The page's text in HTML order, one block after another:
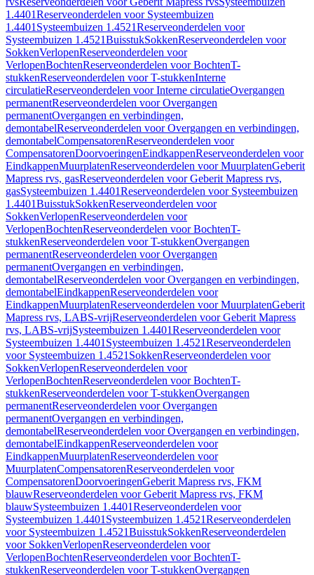
1.4401Reserveonderdelen voor Systeembuizen
1.4401 Systeembuizen 1.4521Reserveonderdelen voor
Systeembuizen 1.4521BuisstukSokkenReserveonderdelen voor
SokkenVerlopenReserveonderdelen voor
VerlopenBochtenReserveonderdelen voor BochtenT-
stukkenReserveonderdelen voor T-stukkenInterne
circulatieReserveonderdelen voor Interne circulatieOvergangen
permanentReserveonderdelen voor Overgangen
permanentOvergangen en verbindingen,
demontabelReserveonderdelen voor Overgangen en verbindingen,
demontabelCompensatorenReserveonderdelen voor
CompensatorenDoorvoeringenEindkappenReserveonderdelen voor
EindkappenMuurplatenReserveonderdelen voor MuurplatenGeberit
Mapress rvs, gasReserveonderdelen voor Geberit Mapress rvs,
gasSysteembuizen 1.4401Reserveonderdelen voor Systeembuizen
1.4401BuisstukSokkenReserveonderdelen voor
SokkenVerlopenReserveonderdelen voor
VerlopenBochtenReserveonderdelen voor BochtenT-
stukkenReserveonderdelen voor T-stukkenOvergangen
permanentReserveonderdelen voor Overgangen
permanentOvergangen en verbindingen,
demontabelReserveonderdelen voor Overgangen en verbindingen,
demontabelEindkappenReserveonderdelen voor
EindkappenMuurplatenReserveonderdelen voor MuurplatenGeberit
Mapress rvs, LABS-vrijReserveonderdelen voor Geberit Mapress
rvs, LABS-vrijSysteembuizen 1.4401Reserveonderdelen voor
Systeembuizen 1.4401 Systeembuizen 1.4521Reserveonderdelen
voor Systeembuizen 1.4521 SokkenReserveonderdelen voor
SokkenVerlopenReserveonderdelen voor
VerlopenBochtenReserveonderdelen voor BochtenT-
stukkenReserveonderdelen voor T-stukkenOvergangen
permanentReserveonderdelen voor Overgangen
permanentOvergangen en verbindingen,
demontabelReserveonderdelen voor Overgangen en verbindingen,
demontabelEindkappenReserveonderdelen voor
EindkappenMuurplatenReserveonderdelen voor
MuurplatenCompensatorenReserveonderdelen voor
CompensatorenDoorvoeringenGeberit Mapress rvs, FKM
blauwReserveonderdelen voor Geberit Mapress rvs, FKM
blauwSysteembuizen 1.4401Reserveonderdelen voor
Systeembuizen 1.4401 Systeembuizen 1.4521Reserveonderdelen
voor Systeembuizen 1.4521BuisstukSokkenReserveonderdelen
voor SokkenVerlopenReserveonderdelen voor
VerlopenBochtenReserveonderdelen voor BochtenT-
stukkenReserveonderdelen voor T-stukkenOvergangen